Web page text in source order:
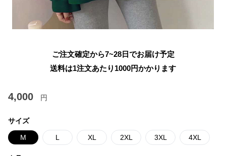
ご注文確定から7~28日でお届け予定
送料は1注文あたり 1000円かかります
4,000 円
サイズ
M L XL 2XL 3XL 4XL